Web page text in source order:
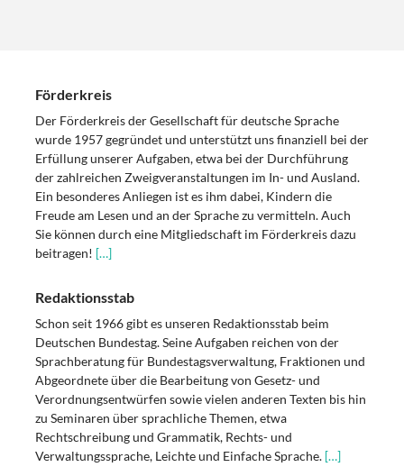
Förderkreis
Der Förderkreis der Gesellschaft für deutsche Sprache
wurde 1957 gegründet und unterstützt uns finanziell bei der
Erfüllung unserer Aufgaben, etwa bei der Durchführung
der zahlreichen Zweigveranstaltungen im In- und Ausland.
Ein besonderes Anliegen ist es ihm dabei, Kindern die
Freude am Lesen und an der Sprache zu vermitteln. Auch
Sie können durch eine Mitgliedschaft im Förderkreis dazu
beitragen! […]
Redaktionsstab
Schon seit 1966 gibt es unseren Redaktionsstab beim
Deutschen Bundestag. Seine Aufgaben reichen von der
Sprachberatung für Bundestagsverwaltung, Fraktionen und
Abgeordnete über die Bearbeitung von Gesetz- und
Verordnungsentwürfen sowie vielen anderen Texten bis hin
zu Seminaren über sprachliche Themen, etwa
Rechtschreibung und Grammatik, Rechts- und
Verwaltungssprache, Leichte und Einfache Sprache. […]